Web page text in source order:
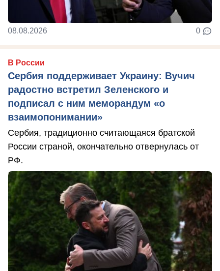
08.08.2026 0
В России
Сербия поддерживает Украину: Вучич
радостно встретил Зеленского и
подписал с ним меморандум «о
взаимопонимании»
Сербия, традиционно считающаяся братской
России страной, окончательно отвернулась от
РФ.